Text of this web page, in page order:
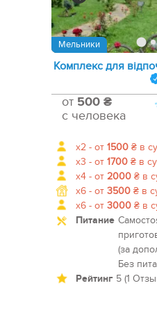
Мельники
Комплекс для
от 500 ₴
с человека
x2 - от 1500 ₴ в
x3 - от 1700 ₴ в
x4 - от 2000 ₴ в
x6 - от 3500 ₴ в
x6 - от 3000 ₴ в
Питание
(за
Без
Рейтинг 5 (1